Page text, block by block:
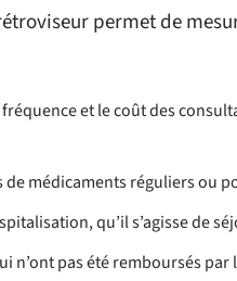
permet de
et le coût des
de médicaments réguliers ou
qu’il s’agisse de
n’ont pas été remboursés